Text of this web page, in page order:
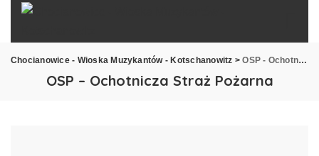
Chocianowice - Wioska Muzykantów - Kotschanowitz >OSP - Ochotnicza Straż Pożarna
OSP – Ochotnicza Straż Pożarna